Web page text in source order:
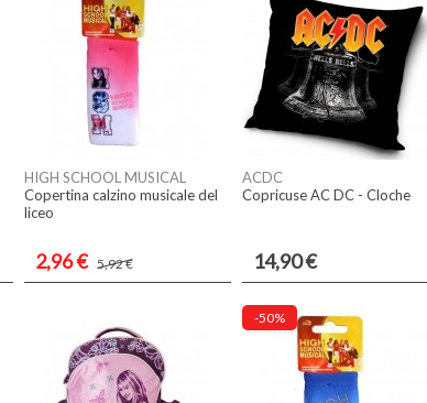
HIGH SCHOOL MUSICAL
Copertina calzino musicale del
liceo
2,96 € 5,92 €
ACDC
Copricuse AC DC - Cloche
14,90 €
-50%